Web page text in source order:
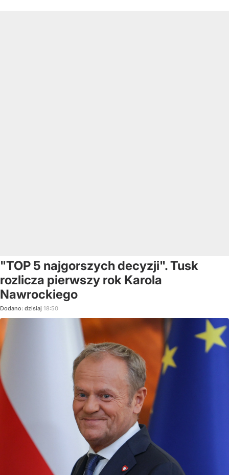
"TOP 5 najgorszych decyzji". Tusk
rozlicza pierwszy rok Karola
Nawrockiego
Dodano: dzisiaj 18:50